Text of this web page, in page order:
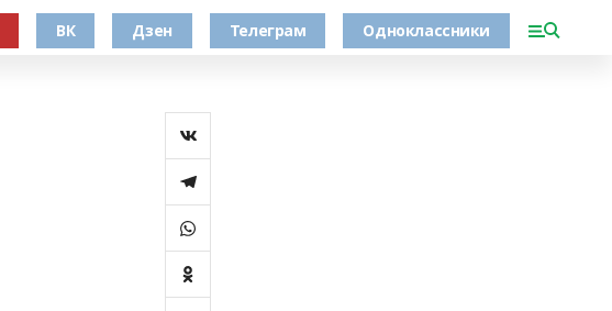
ВК Дзен Телеграм Одноклассники